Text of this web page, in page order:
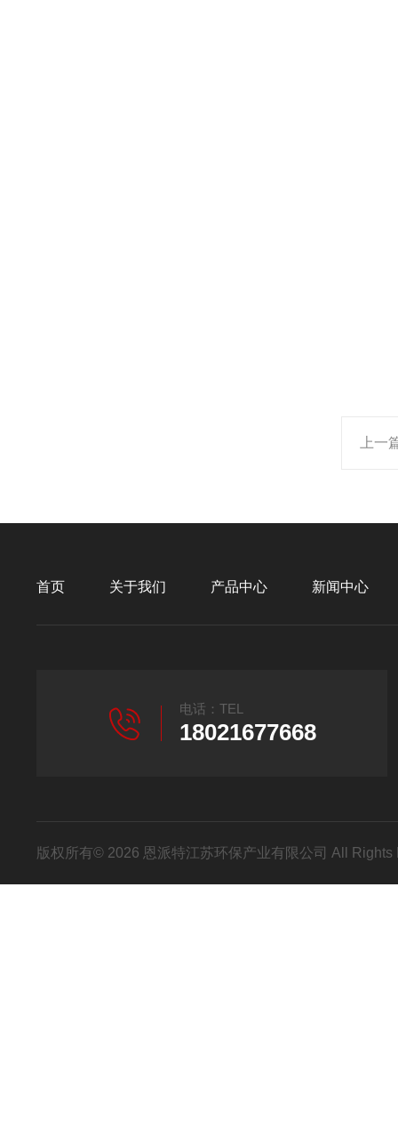
上一
首页 关于我们 产品中心 新闻中心
电话：TEL
18021677668
版权所有© 2026 恩派特江苏环保产业有限公司 All